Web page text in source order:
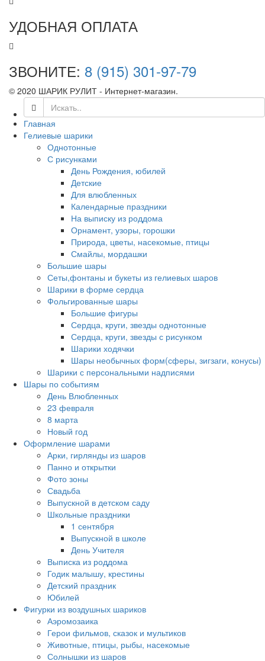
УДОБНАЯ ОПЛАТА
ЗВОНИТЕ: 8 (915) 301-97-79
© 2020 ШАРИК РУЛИТ - Интернет-магазин.
Главная
Гелиевые шарики
Однотонные
С рисунками
День Рождения, юбилей
Детские
Для влюбленных
Календарные праздники
На выписку из роддома
Орнамент, узоры, горошки
Природа, цветы, насекомые, птицы
Смайлы, мордашки
Большие шары
Сеты,фонтаны и букеты из гелиевых шаров
Шарики в форме сердца
Фольгированные шары
Большие фигуры
Сердца, круги, звезды однотонные
Сердца, круги, звезды с рисунком
Шарики ходячки
Шары необычных форм(сферы, зигзаги, конусы)
Шарики с персональными надписями
Шары по событиям
День Влюбленных
23 февраля
8 марта
Новый год
Оформление шарами
Арки, гирлянды из шаров
Панно и открытки
Фото зоны
Свадьба
Выпускной в детском саду
Школьные праздники
1 сентября
Выпускной в школе
День Учителя
Выписка из роддома
Годик малышу, крестины
Детский праздник
Юбилей
Фигурки из воздушных шариков
Аэромозаика
Герои фильмов, сказок и мультиков
Животные, птицы, рыбы, насекомые
Солнышки из шаров